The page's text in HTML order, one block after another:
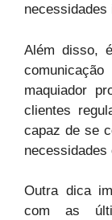
Além disso,
maquiador
clientes
capaz de se
Outra dica
com as